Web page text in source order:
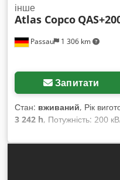
Passau 1 306 km
інше
Atlas Copco
Запитати
Стан: вживаний, Рік
3 242 h, Потужність: 200
Eea Об’єм паливного
години, рік випуску: 12/
Пристрій захисного